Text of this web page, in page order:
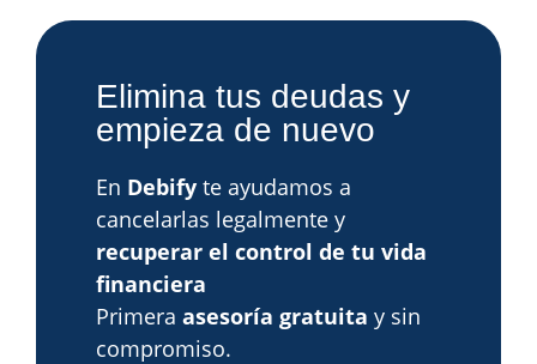
Elimina tus deudas y
empieza de nuevo
En Debify te ayudamos a
cancelarlas legalmente y
recuperar el control de tu vida
financiera
Primera asesoría gratuita y sin
compromiso.